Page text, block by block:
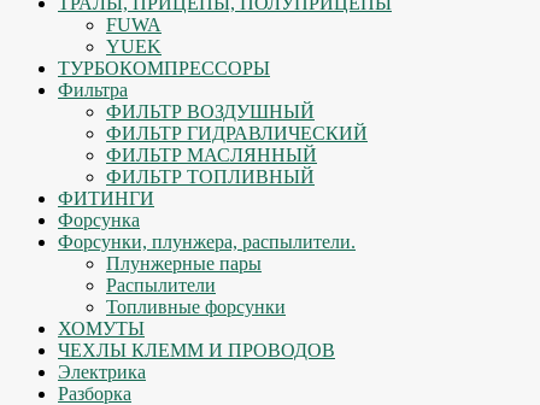
FUWA
YUEK
ТУРБОКОМПРЕССОРЫ
Фильтра
ФИЛЬТР ВОЗДУШНЫЙ
ФИЛЬТР ГИДРАВЛИЧЕСКИЙ
ФИЛЬТР МАСЛЯННЫЙ
ФИЛЬТР ТОПЛИВНЫЙ
ФИТИНГИ
Форсунка
Форсунки, плунжера, распылители.
Плунжерные пары
Распылители
Топливные форсунки
ХОМУТЫ
ЧЕХЛЫ КЛЕММ И ПРОВОДОВ
Электрика
Разборка